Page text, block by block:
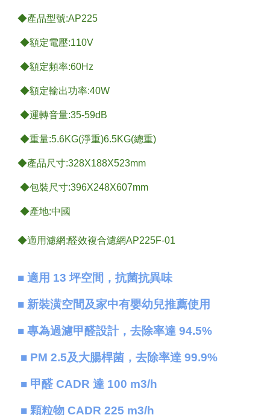
◆產品型號:AP225
◆額定電壓:110V
◆額定頻率:60Hz
◆額定輸出功率:40W
◆運轉音量:35-59dB
◆重量:5.6KG(淨重)6.5KG(總重)
◆產品尺寸:328X188X523mm
◆包裝尺寸:396X248X607mm
◆產地:中國
◆適用濾網:醛效複合濾網AP225F-01
■ 適用 13 坪空間，抗菌抗異味
■ 新裝潢空間及家中有嬰幼兒推薦使用
■ 專為過濾甲醛設計，去除率達 94.5%
■ PM 2.5及大腸桿菌，去除率達 99.9%
■ 甲醛 CADR 達 100 m3/h
■ 顆粒物 CADR 225 m3/h